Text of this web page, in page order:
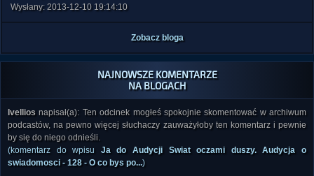
Wysłany: 2013-12-10 19:14:10
Zobacz bloga
NAJNOWSZE KOMENTARZE
NA BLOGACH
Ivellios napisał(a): Ten odcinek mogłeś spokojnie skomentować w archiwum
podcastów, na pewno więcej słuchaczy zauważyłoby ten komentarz i pewnie
by się do niego odnieśli.
(komentarz do wpisu Ja do Audycji Swiat oczami duszy. Audycja o
swiadomosci - 128 - O co bys po...)